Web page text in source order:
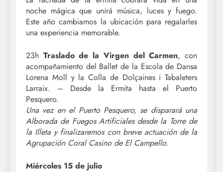
noche mágica que unirá música, luces y fuego.
Este año cambiamos la ubicación para regalarles
una experiencia memorable.
23h Traslado de la Virgen del Carmen, con
acompañamiento del Ballet de la Escola de Dansa
Lorena Moll y la Colla de Dolçaines i Tabaleters
Larraix. – Desde la Ermita hasta el Puerto
Pesquero.
Una vez en el Puerto Pesquero, se disparará una
Alborada de Fuegos Artificiales desde la Torre de
la Illeta y finalizaremos con breve actuación de la
Agrupación Coral Casino de El Campello.
Miércoles 15 de julio